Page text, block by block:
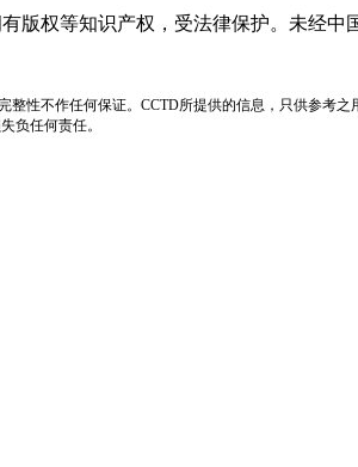
版权等知识产权，受法律保护。未经
性不作任何保证。CCTD所提供的信息，只供参考
负任何责任。